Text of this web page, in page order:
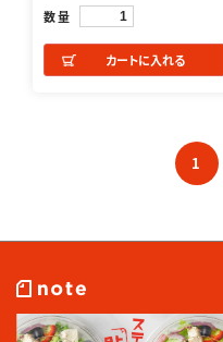
数量
カートに入れる
1